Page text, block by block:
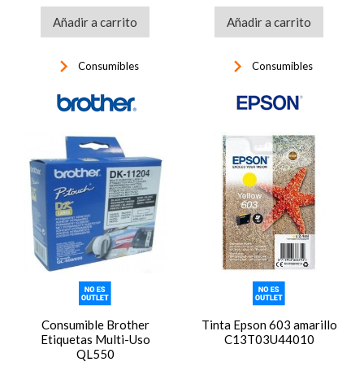
Añadir a carrito
keyboard_arrow_right Consumibles
Añadir a carrito
keyboard_arrow_right Consumibles
Consumible Brother
Etiquetas Multi-Uso
QL550
Tinta Epson 603 amarillo
C13T03U44010